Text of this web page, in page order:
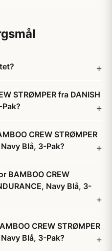
STRØMPER fra DANISH
CREW STRØMPER
Blå, 3-Pak?
BAMBOO CREW
Navy Blå, 3-
CREW STRØMPER
Blå, 3-Pak?